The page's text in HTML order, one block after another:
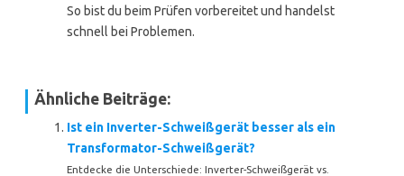
So bist du beim Prüfen vorbereitet und handelst
schnell bei Problemen.
Ähnliche Beiträge:
Ist ein Inverter-Schweißgerät besser als ein
Transformator-Schweißgerät?
Entdecke die Unterschiede: Inverter-Schweißgerät vs.